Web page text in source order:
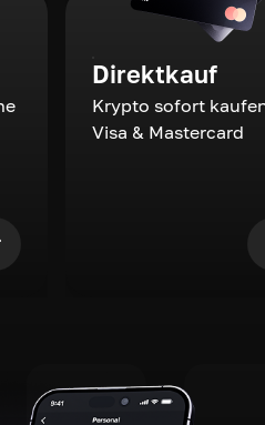
Direktkauf
Krypto sofort
Visa & Mastercard